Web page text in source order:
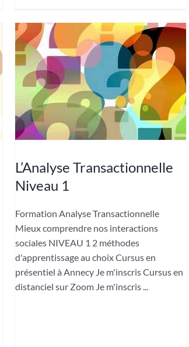
L’Analyse Transactionnelle
Niveau 1
Formation Analyse Transactionnelle
Mieux comprendre nos interactions
sociales NIVEAU 1 2 méthodes
d'apprentissage au choix Cursus en
présentiel à Annecy Je m'inscris Cursus en
distanciel sur Zoom Je m'inscris ...